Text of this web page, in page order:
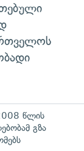
წლის
გზა